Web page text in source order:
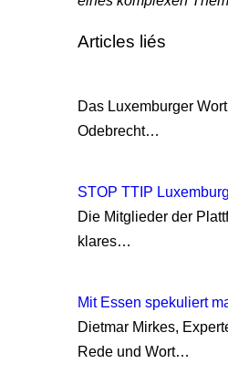
Articles liés
Das Luxemburger
Odebrecht…
STOP TTIP
Die Mitglieder der
klares…
Mit Essen spekuliert
Dietmar Mirkes,
Rede und Wort…